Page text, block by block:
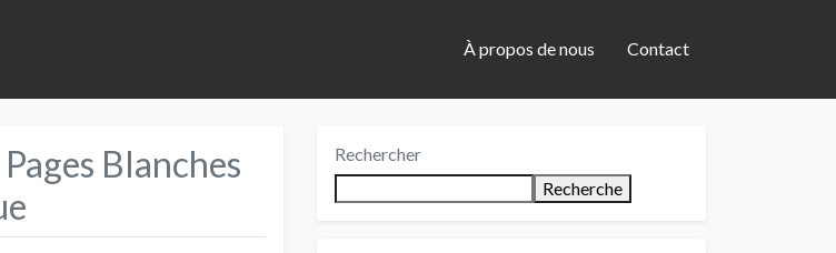
À propos de nous Contact
Blanches
Rechercher
Recherche